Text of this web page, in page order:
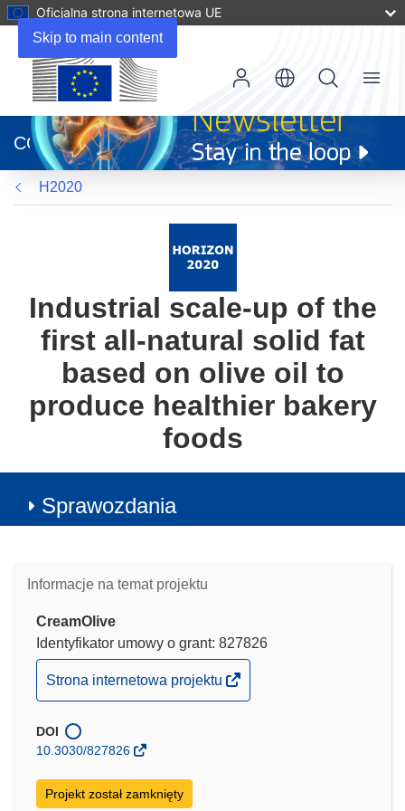
Skip to main content
Oficjalna strona internetowa UE
otworzy
się
w
nowym
oknie)
CORDIS
Menu
H2020
Industrial scale-up of the
first all-natural solid fat
based on olive oil to
produce healthier bakery
foods
Sprawozdania
Informacje na temat projektu
CreamOlive
Identyfikator umowy o grant: 827826
(odnośnik
otworzy
w
oknie)
Strona internetowa projektu
DOI
10.3030/827826
Projekt został zamknięty